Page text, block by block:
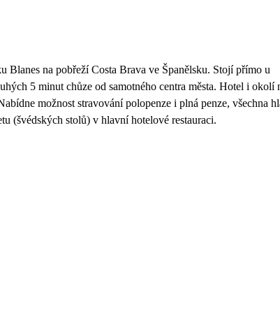
na pobřeží Costa Brava ve Španělsku. Stojí přímo u
5 minut chůze od samotného centra města. Hotel i okolí
možnost stravování polopenze i plná penze, všechna
(švédských stolů) v hlavní hotelové restauraci.